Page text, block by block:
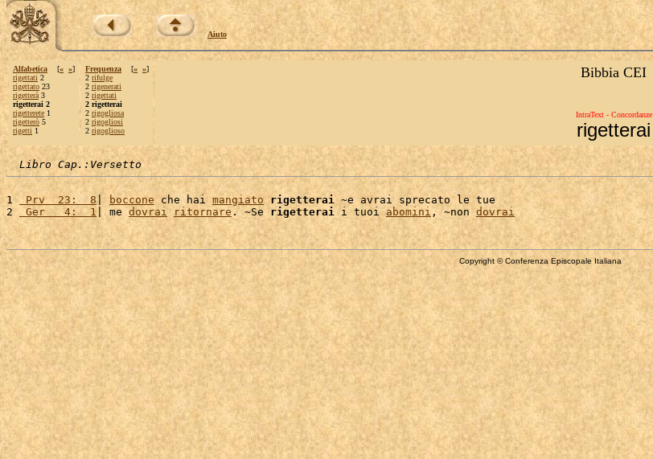
Aiuto
Alfabetica [« »]
rigettati 2
rigettato 23
rigetterà 3
rigetterai 2
rigetterete 1
rigetterò 5
rigetti 1
Frequenza [« »]
2 rifulge
2 rigenerati
2 rigettati
2 rigetterai
2 rigogliosa
2 rigogliosi
2 rigoglioso
Bibbia CEI
IntraText - Concordanze
rigetterai
Libro Cap.:Versetto
1 Prv  23:  8| boccone che hai mangiato rigetterai ~e avrai sprecato le tue
2
Ger   4:  1 | me dovrai ritornare. ~Se rigetterai i tuoi abomini , ~non dovrai
Copyright © Conferenza Episcopale Italiana